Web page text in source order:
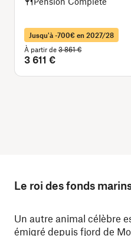
Jusqu'à -700€ en 2027/28
À partir de 3 861 €
3 611 €
Le roi des fonds
Un autre animal célèbre
émigré depuis fjord de